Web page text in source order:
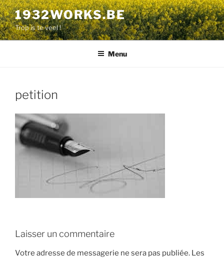
Aller
au
contenu
principal
1932WORKS.BE
Trop is te veel !
Menu
petition
Laisser un commentaire
Votre adresse de messagerie ne sera pas publiée. Les